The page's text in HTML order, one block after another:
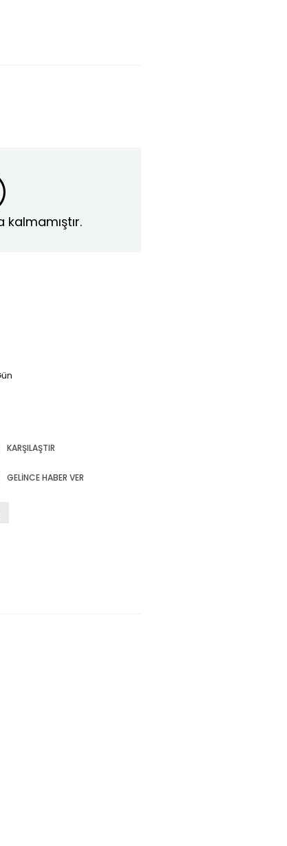
kalmamıştır.
KARŞILAŞTIR
GELINCE HABER VER